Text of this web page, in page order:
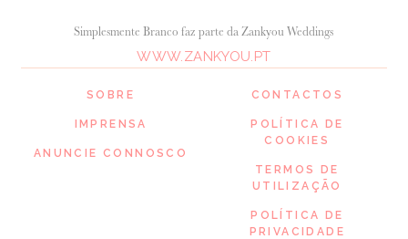
SOBRE
IMPRENSA
ANUNCIE CONNOSCO
Simplesmente Branco faz parte da Zankyou Weddings
WWW.ZANKYOU.PT
CONTACTOS
POLÍTICA DE
COOKIES
TERMOS DE
UTILIZAÇÃO
POLÍTICA DE
PRIVACIDADE